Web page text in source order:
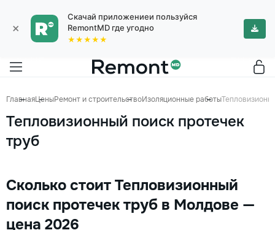
×
Скачай приложениеи пользуйся
RemontMD где угодно
★★★★★
ГлавнаяЦеныРемонт и строительствоИзоляционные работы
Тепловизионный поиск протечек
труб
Сколько стоит Тепловизионный
поиск протечек труб в Молдове —
цена 2026